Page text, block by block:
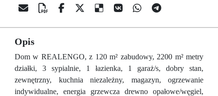
Opis
Dom w REALENGO, z 120 m² zabudowy, 2200 m² metry
działki, 3 sypialnie, 1 łazienka, 1 garaż/s, dobry stan,
zewnętrzny, kuchnia niezależny, magazyn, ogrzewanie
indywidualne, energia grzewcza drewno opałowe/węgiel,